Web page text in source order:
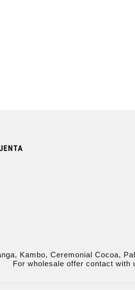
Kambo, Ceremonial Cocoa,
For wholesale offer contact with